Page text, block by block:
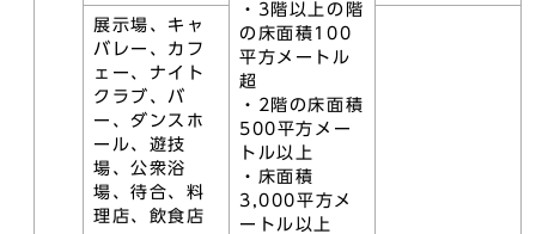
・3階以上の階
の床面積100
平方メートル
超
・2階の床面積
500平方メー
トル以上
・床面積
3,000平方メ
ートル以上
展示場、キャ
バレー、カフ
ェー、ナイト
クラブ、バ
ー、ダンスホ
ール、遊技
場、公衆浴
場、待合、料
理店、飲食店